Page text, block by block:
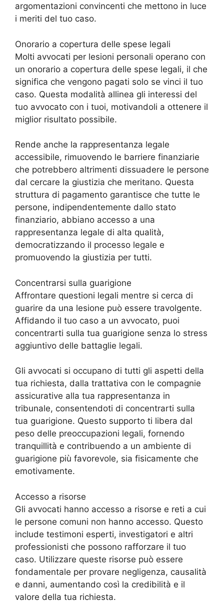
argomentazioni convincenti che mettono in luce
i meriti del tuo caso.
Onorario a copertura delle spese legali
Molti avvocati per lesioni personali operano con
un onorario a copertura delle spese legali, il che
significa che vengono pagati solo se vinci il tuo
caso. Questa modalità allinea gli interessi del
tuo avvocato con i tuoi, motivandoli a ottenere il
miglior risultato possibile.
Rende anche la rappresentanza legale
accessibile, rimuovendo le barriere finanziarie
che potrebbero altrimenti dissuadere le persone
dal cercare la giustizia che meritano. Questa
struttura di pagamento garantisce che tutte le
persone, indipendentemente dallo stato
finanziario, abbiano accesso a una
rappresentanza legale di alta qualità,
democratizzando il processo legale e
promuovendo la giustizia per tutti.
Concentrarsi sulla guarigione
Affrontare questioni legali mentre si cerca di
guarire da una lesione può essere travolgente.
Affidando il tuo caso a un avvocato, puoi
concentrarti sulla tua guarigione senza lo stress
aggiuntivo delle battaglie legali.
Gli avvocati si occupano di tutti gli aspetti della
tua richiesta, dalla trattativa con le compagnie
assicurative alla tua rappresentanza in
tribunale, consentendoti di concentrarti sulla
tua guarigione. Questo supporto ti libera dal
peso delle preoccupazioni legali, fornendo
tranquillità e contribuendo a un ambiente di
guarigione più favorevole, sia fisicamente che
emotivamente.
Accesso a risorse
Gli avvocati hanno accesso a risorse e reti a cui
le persone comuni non hanno accesso. Questo
include testimoni esperti, investigatori e altri
professionisti che possono rafforzare il tuo
caso. Utilizzare queste risorse può essere
fondamentale per provare negligenza, causalità
e danni, aumentando così la credibilità e il
valore della tua richiesta.